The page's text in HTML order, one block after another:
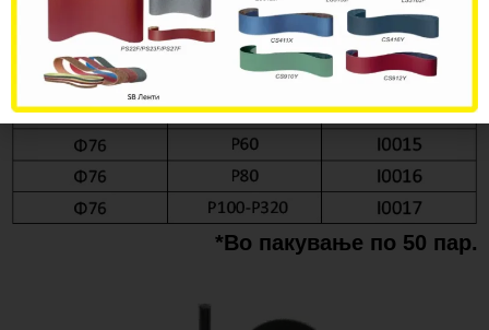
*Во пакување по 50 пар.